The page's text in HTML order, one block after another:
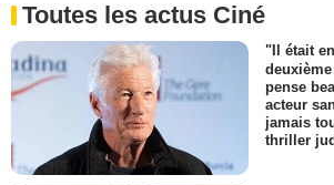
Toutes les actus Ciné
"Il était
pense
acteur
jamais
thriller